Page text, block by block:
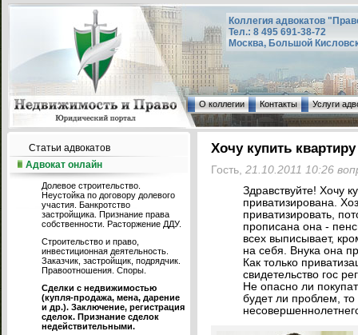
Коллегия адвокатов
Тел.: 8 495 691-38-72
Москва, Большой
О коллегии Контакты Услуги
Статьи адвокатов
Адвокат онлайн
Долевое строительство.
Неустойка по договору долевого
участия. Банкротство
застройщика. Признание права
собственности. Расторжение ДДУ.
Строительство и право,
инвестиционная деятельность.
Заказчик, застройщик, подрядчик.
Правоотношения. Споры.
Сделки с недвижимостью
(купля-продажа, мена, дарение
и др.). Заключение, регистрация
сделок. Признание сделок
недействительными.
Хочу купить квартиру
Гость, 21.10.2011 10:26
Здравствуйте! Хочу
приватизирована.
приватизировать,
прописана она -
всех выписывает,
на себя. Внука она
Как только
свидетельство гос
Не опасно ли
будет ли проблем,